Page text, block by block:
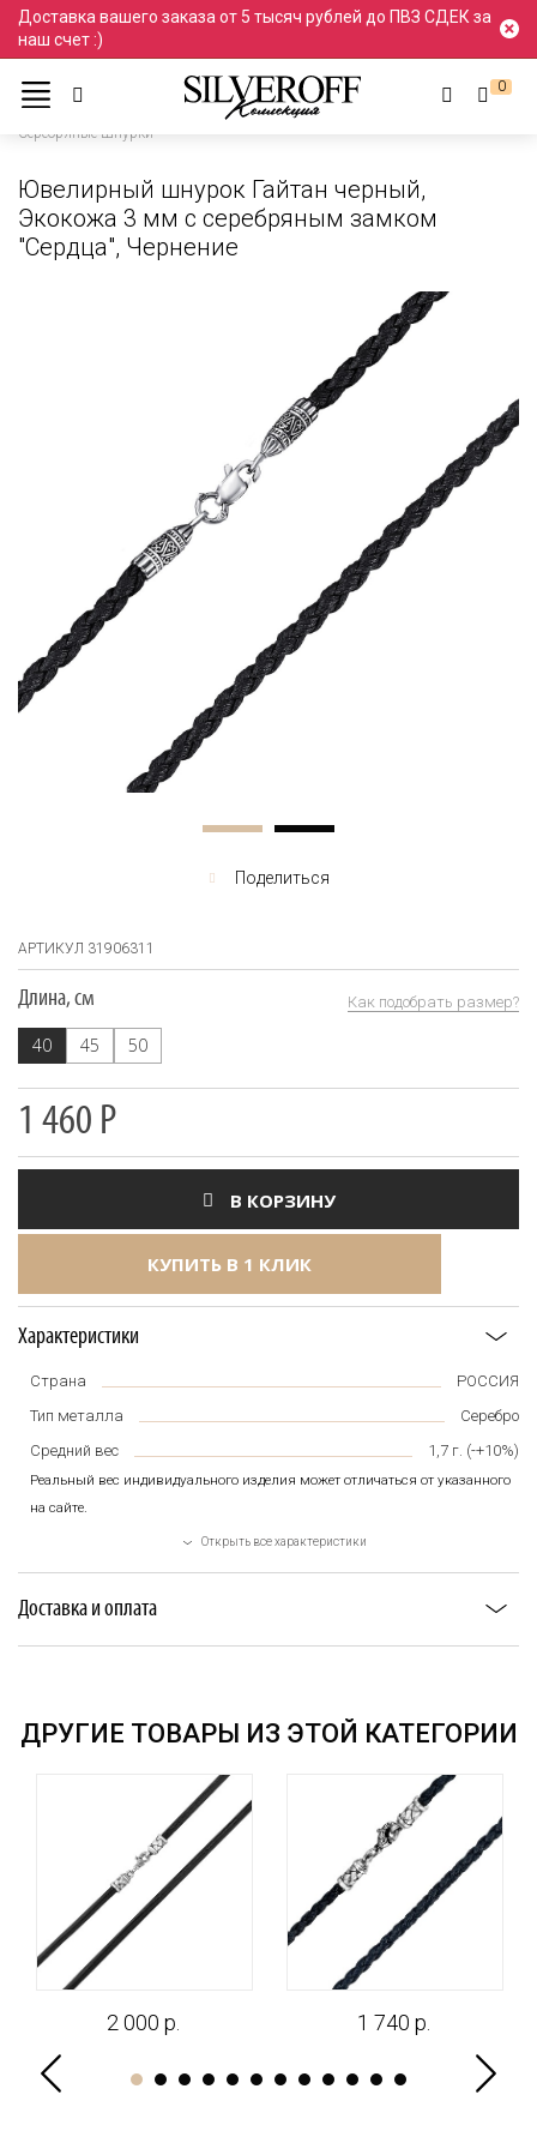
Доставка вашего заказа от 5 тысяч рублей до ПВЗ СДЕК за
наш счет :)
0
Каталог
Ювелирные шнурки и гайтаны
Серебряные Шнурки
Ювелирный шнурок Гайтан черный,
Экокожа 3 мм с серебряным замком
"Сердца", Чернение
Поделиться
АРТИКУЛ 31906311
1 460 Р
Длина, см Как подобрать размер?
40 45 50
В КОРЗИНУ
КУПИТЬ В 1 КЛИК
Характеристики
Страна
РОССИЯ
Тип металла
Серебро
Средний вес
1,7 г. (-+10%)
Реальный вес индивидуального изделия может отличаться от указанного
на сайте.
Открыть все характеристики
Доставка и оплата
ДРУГИЕ ТОВАРЫ ИЗ ЭТОЙ КАТЕГОРИИ
2 000 р. 1 740 р.